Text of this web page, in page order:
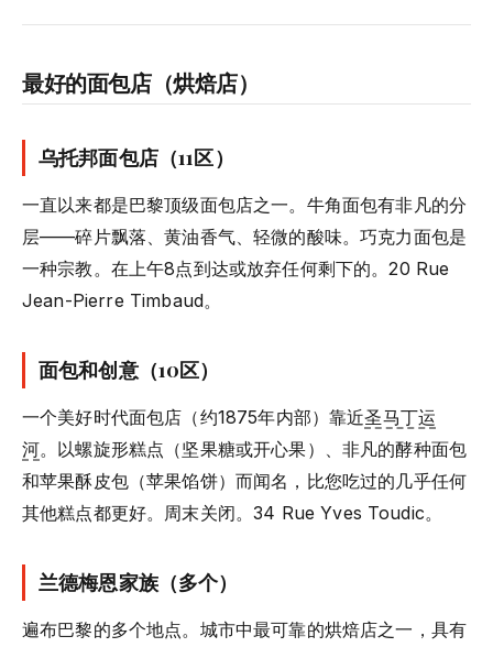
最好的面包店（烘焙店）
乌托邦面包店（11区）
一直以来都是巴黎顶级面包店之一。牛角面包有非凡的分
层——碎片飘落、黄油香气、轻微的酸味。巧克力面包是
一种宗教。在上午8点到达或放弃任何剩下的。20 Rue
Jean-Pierre Timbaud。
面包和创意（10区）
一个美好时代面包店（约1875年内部）靠近圣马丁运
河。以螺旋形糕点（坚果糖或开心果）、非凡的酵种面包
和苹果酥皮包（苹果馅饼）而闻名，比您吃过的几乎任何
其他糕点都更好。周末关闭。34 Rue Yves Toudic。
兰德梅恩家族（多个）
遍布巴黎的多个地点。城市中最可靠的烘焙店之一，具有